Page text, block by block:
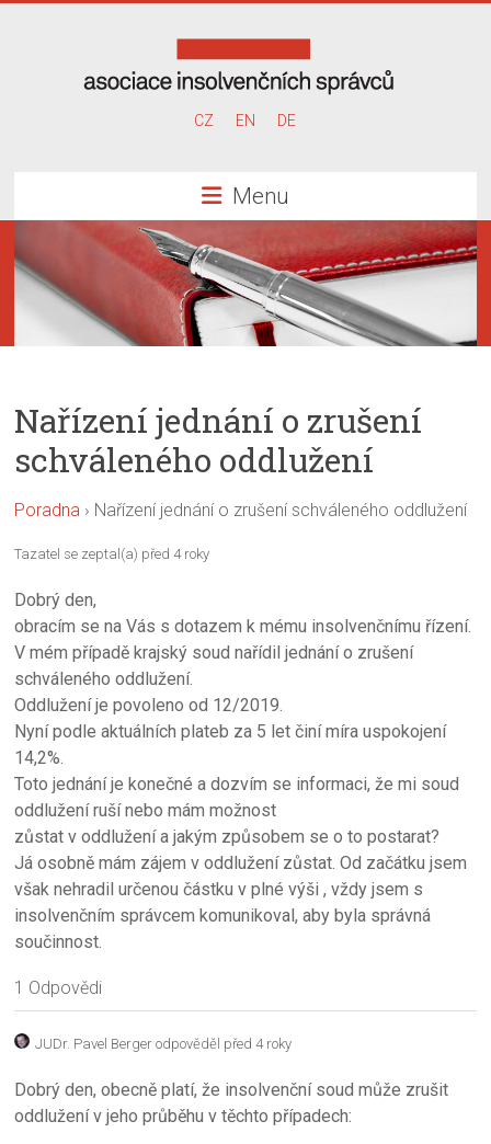
správců
CZ EN DE
Menu
Nařízení jednání o zrušení
schváleného oddlužení
Poradna › Nařízení jednání o zrušení schváleného oddlužení
Tazatel se zeptal(a) před 4 roky
Dobrý den,
obracím se na Vás s dotazem k mému insolvenčnímu řízení.
V mém případě krajský soud nařídil jednání o zrušení
schváleného oddlužení.
Oddlužení je povoleno od 12/2019.
Nyní podle aktuálních plateb za 5 let činí míra uspokojení
14,2%.
Toto jednání je konečné a dozvím se informaci, že mi soud
oddlužení ruší nebo mám možnost
zůstat v oddlužení a jakým způsobem se o to postarat?
Já osobně mám zájem v oddlužení zůstat. Od začátku jsem
však nehradil určenou částku v plné výši , vždy jsem s
insolvenčním správcem komunikoval, aby byla správná
součinnost.
1 Odpovědi
JUDr. Pavel Bergerodpověděl před 4 roky
Dobrý den, obecně platí, že insolvenční soud může zrušit
oddlužení v jeho průběhu v těchto případech: